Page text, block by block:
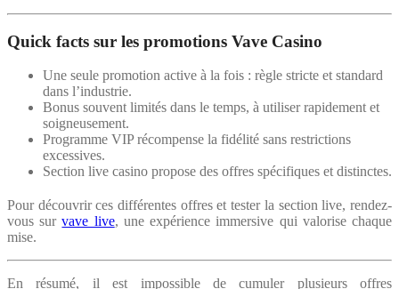
Quick facts sur les promotions Vave Casino
Une seule promotion active à la fois : règle stricte et standard
dans l’industrie.
Bonus souvent limités dans le temps, à utiliser rapidement et
soigneusement.
Programme VIP récompense la fidélité sans restrictions
excessives.
Section live casino propose des offres spécifiques et distinctes.
Pour découvrir ces différentes offres et tester la section live, rendez-
vous survave live, une expérience immersive qui valorise chaque
mise.
En résumé, il est impossible de cumuler plusieurs offres